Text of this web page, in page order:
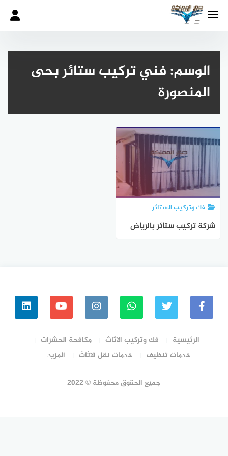
الوسم:فني تركيب ستائر بحى
المنصورة
فك وتركيب الستائر
شركة تركيب ستائر بالرياض
الرئيسية فك وتركيب الاثاث
مكافحة الحشرات
خدمات تنظيف
خدمات نقل الاثاث المزيد
جميع الحقوق محفوظة © 2022